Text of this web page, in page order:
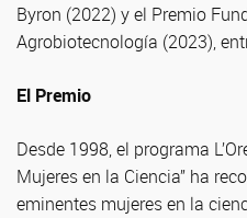
Byron (2022) y el Premio
Agrobiotecnología (2023),
El Premio
Desde 1998, el programa
Mujeres en la Ciencia” ha
eminentes mujeres en la